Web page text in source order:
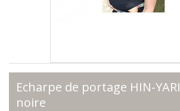
Echarpe de portage HIN-YARI
noire